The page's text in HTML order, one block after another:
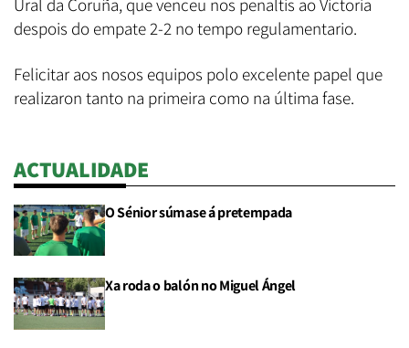
Ural da Coruña, que venceu nos penaltis ao Victoria
despois do empate 2-2 no tempo regulamentario.
Felicitar aos nosos equipos polo excelente papel que
realizaron tanto na primeira como na última fase.
ACTUALIDADE
O Sénior súmase á pretempada
Xa roda o balón no Miguel Ángel